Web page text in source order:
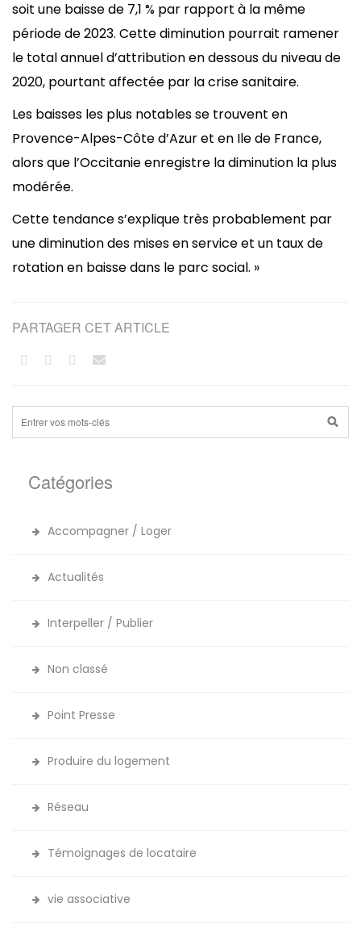
soit une baisse de 7,1 % par rapport à la même
période de 2023. Cette diminution pourrait ramener
le total annuel d’attribution en dessous du niveau de
2020, pourtant affectée par la crise sanitaire.
Les baisses les plus notables se trouvent en
Provence-Alpes-Côte d’Azur et en Ile de France,
alors que l’Occitanie enregistre la diminution la plus
modérée.
Cette tendance s’explique très probablement par
une diminution des mises en service et un taux de
rotation en baisse dans le parc social. »
PARTAGER CET ARTICLE
Catégories
Accompagner / Loger
Actualités
Interpeller / Publier
Non classé
Point Presse
Produire du logement
Réseau
Témoignages de locataire
vie associative